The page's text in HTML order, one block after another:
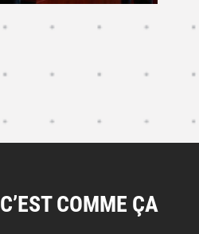
C’EST COMME ÇA